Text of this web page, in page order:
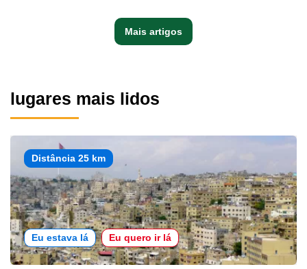
Mais artigos
lugares mais lidos
Distância 25 km
Eu estava lá Eu quero ir lá